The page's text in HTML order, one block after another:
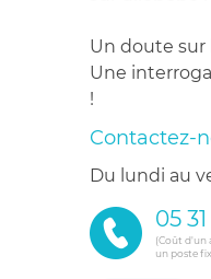
Un doute sur
Une
!
Contactez-
du lundi au
05
(Coût d'un
un poste